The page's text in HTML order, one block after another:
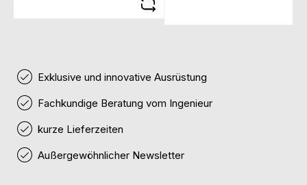
Exklusive und innovative Ausrüstung
Fachkundige Beratung vom Ingenieur
kurze Lieferzeiten
Außergewöhnlicher Newsletter